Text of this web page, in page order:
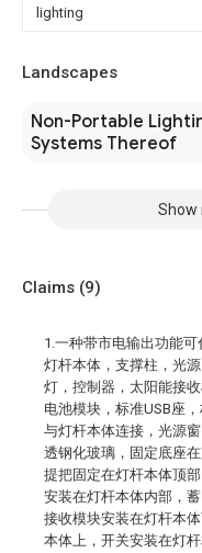
lighting
Landscapes
Non-Portable
Systems Thereof
Show
Claims (9)
1.一种带市电输出功能
灯杆本体，支撑柱，光
灯，控制器，太阳能接
电池模块，标准USB座
与灯杆本体连接，光源
透钢化玻璃，固定底座
提把固定在灯杆本体顶
安装在灯杆本体内部，
接收模块安装在灯杆本
本体上，开关安装在灯